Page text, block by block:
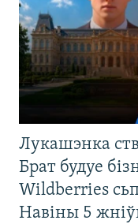
Лукашэнка
Брат будуе
Wildberries
Навіны 5